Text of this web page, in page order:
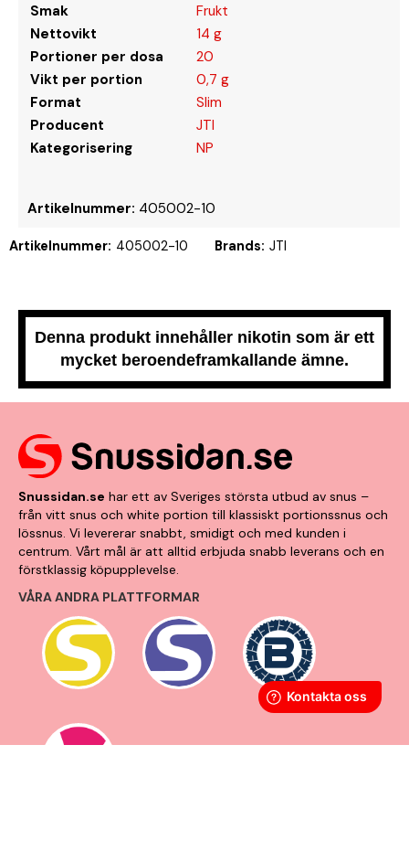
Smak
Frukt
Nettovikt
14 g
Portioner per dosa
20
Vikt per portion
0,7 g
Format
Slim
Producent
JTI
Kategorisering
NP
Artikelnummer: 405002-10
Artikelnummer: 405002-10 Brands: JTI
Denna produkt innehåller nikotin som är ett
mycket beroendeframkallande ämne.
Snussidan.se har ett av Sveriges största utbud av snus –
från vitt snus och white portion till klassiskt portionssnus och
lössnus. Vi levererar snabbt, smidigt och med kunden i
centrum. Vårt mål är att alltid erbjuda snabb leverans och en
förstklassig köpupplevelse.
VÅRA ANDRA PLATTFORMAR